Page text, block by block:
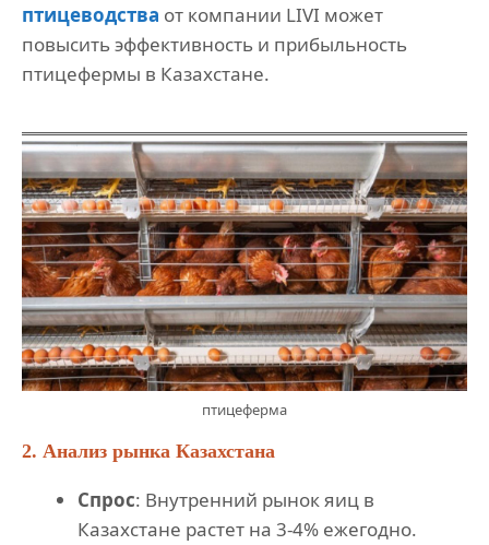
птицеводства от компании LIVI может
повысить эффективность и прибыльность
птицефермы в Казахстане.
птицеферма
2. Анализ рынка Казахстана
Спрос: Внутренний рынок яиц в
Казахстане растет на 3-4% ежегодно.